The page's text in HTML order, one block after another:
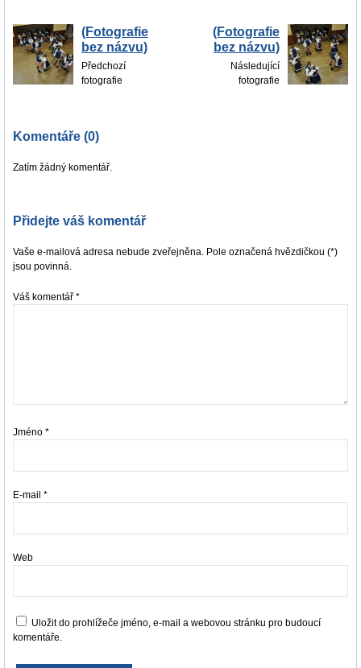
(Fotografie
bez názvu)
Předchozí
fotografie
(Fotografie
bez názvu)
Následující
fotografie
Komentáře (0)
Zatím žádný komentář.
Přidejte váš komentář
Vaše e-mailová adresa nebude zveřejněna. Pole označená hvězdičkou (*)
jsou povinná.
Váš komentář *
Jméno *
E-mail *
Web
Uložit do prohlížeče jméno, e-mail a webovou stránku pro budoucí
komentáře.